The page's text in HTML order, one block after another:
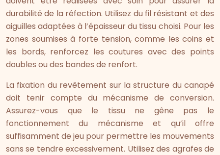
durabilité de la réfection. Utilisez du fil résistant et des
aiguilles adaptées à l’épaisseur du tissu choisi. Pour les
zones soumises à forte tension, comme les coins et
les bords, renforcez les coutures avec des points
doubles ou des bandes de renfort.
La fixation du revêtement sur la structure du canapé
doit tenir compte du mécanisme de conversion.
Assurez-vous que le tissu ne gêne pas le
fonctionnement du mécanisme et qu’il offre
suffisamment de jeu pour permettre les mouvements
sans se tendre excessivement. Utilisez des agrafes de